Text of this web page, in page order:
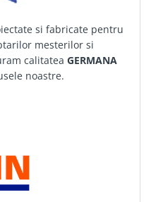
si fabricate pentru
mesterilor si
calitatea GERMANA
noastre.